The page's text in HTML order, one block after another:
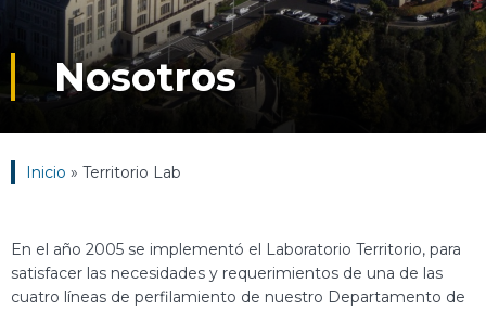
Nosotros
Inicio » Territorio Lab
En el año 2005 se implementó el Laboratorio Territorio, para
satisfacer las necesidades y requerimientos de una de las
cuatro líneas de perfilamiento de nuestro Departamento de